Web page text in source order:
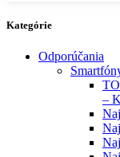
Kategórie
Odporúčania
–